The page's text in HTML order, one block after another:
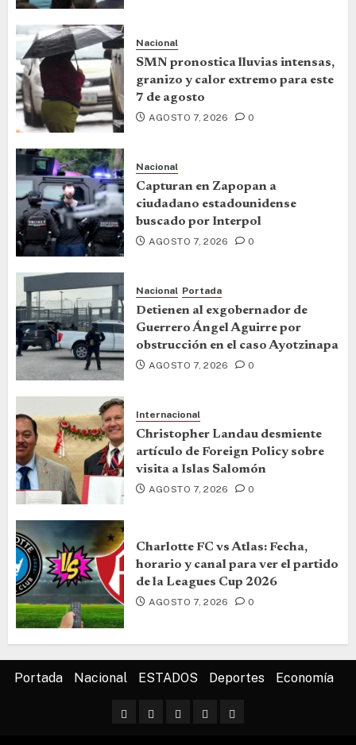
Nacional
SMN pronostica lluvias intensas,
granizo y calor extremo para este
7 de agosto
AGOSTO 7, 2026 0
Nacional
Capturan en Zapopan a
ciudadano estadounidense
buscado por Interpol
AGOSTO 7, 2026 0
Nacional Portada
Detienen al exgobernador de
Guerrero Ángel Aguirre por
obstrucción en el caso Ayotzinapa
AGOSTO 7, 2026 0
Internacional
Christopher Landau desmiente
artículo de Foreign Policy sobre
visita a Islas Salomón
AGOSTO 7, 2026 0
Charlotte FC vs Atlas: Fecha,
horario y canal para ver el partido
de la Leagues Cup 2026
AGOSTO 7, 2026 0
Portada Nacional ESTADOS Deportes Economía